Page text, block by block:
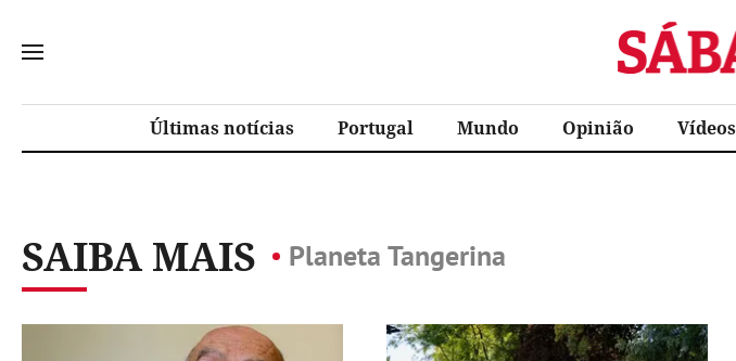
Sábado
Últimas notícias Portugal Mundo Opinião Vídeos
SAIBA MAIS Planeta Tangerina